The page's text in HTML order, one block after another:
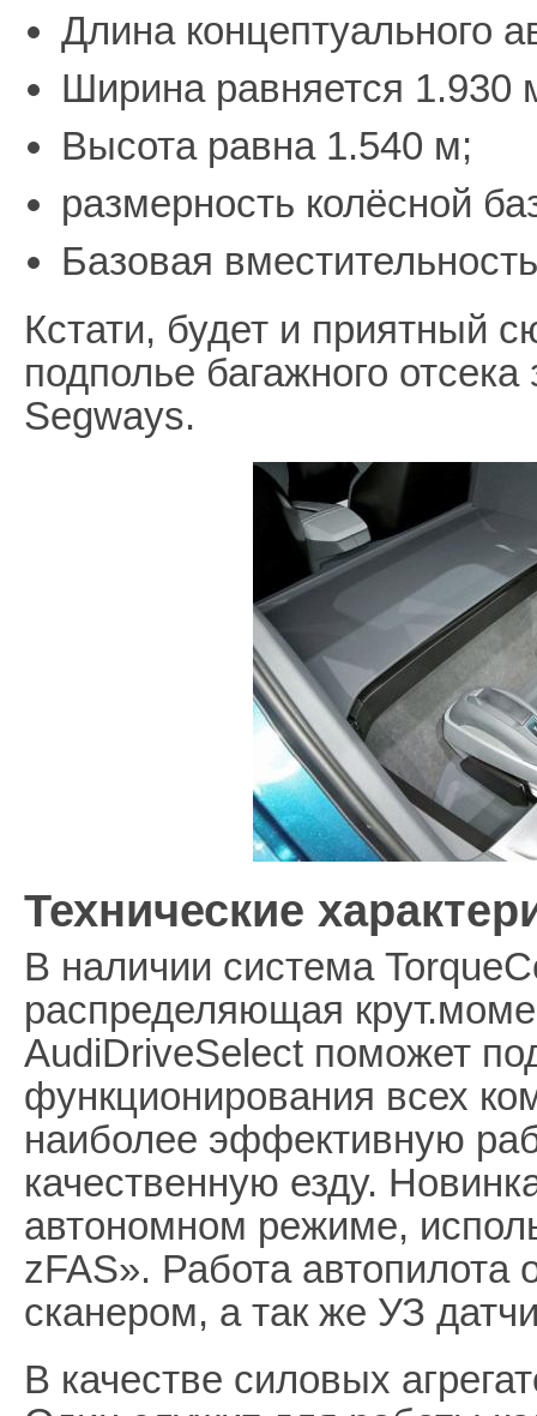
Длина концептуального
Ширина равняется 1.930
Высота равна 1.540 м;
размерность колёсной
Базовая
Кстати, будет и приятный
подполье багажного
Segways.
Технические
В наличии система
распределяющая
AudiDriveSelect поможет
функционирования всех
наиболее эффективную
качественную езду.
автономном режиме,
zFAS». Работа автопилота
сканером, а так же УЗ
В качестве силовых